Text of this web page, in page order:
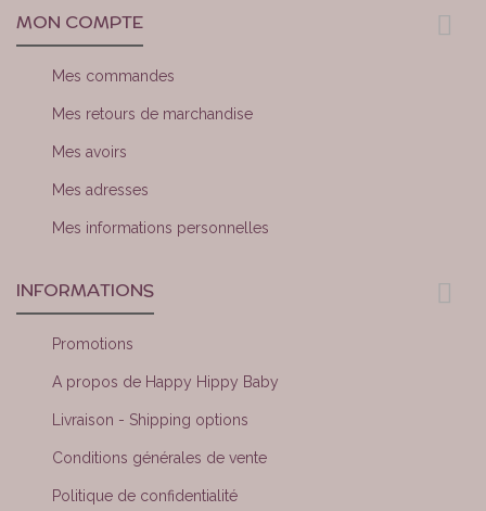
MON COMPTE
Mes commandes
Mes retours de marchandise
Mes avoirs
Mes adresses
Mes informations personnelles
INFORMATIONS
Promotions
A propos de Happy Hippy Baby
Livraison - Shipping options
Conditions générales de vente
Politique de confidentialité